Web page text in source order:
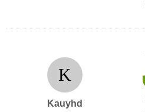
K
Kauyhd